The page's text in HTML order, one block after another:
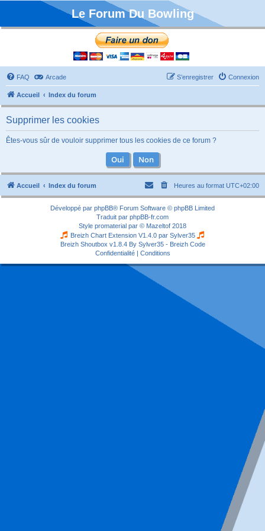
Le Forum Du Bowling
FAQ Arcade Connexion
S’enregistrer
Accueil Index du forum
Supprimer les cookies
Êtes-vous sûr de vouloir supprimer tous les cookies de ce forum ?
Accueil Index du forum Heures au format UTC+02:00
Développé par phpBB® Forum Software © phpBB Limited
Traduit par phpBB-fr.com
Style promaterial par © Mazeltof 2018
Breizh Chart Extension V1.4.0 par Sylver35
Breizh Shoutbox v1.8.4 By Sylver35 - Breizh Code
Confidentialité| Conditions